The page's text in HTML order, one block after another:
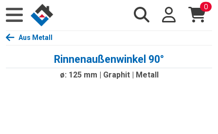
0
Aus Metall
Rinnenaußenwinkel 90°
ø: 125 mm | Graphit | Metall